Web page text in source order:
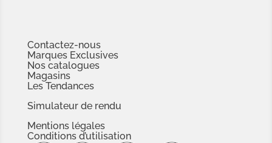
Contactez-nous
Marques Exclusives
Nos catalogues
Magasins
Les Tendances
Simulateur de rendu
Mentions légales
Conditions d’utilisation